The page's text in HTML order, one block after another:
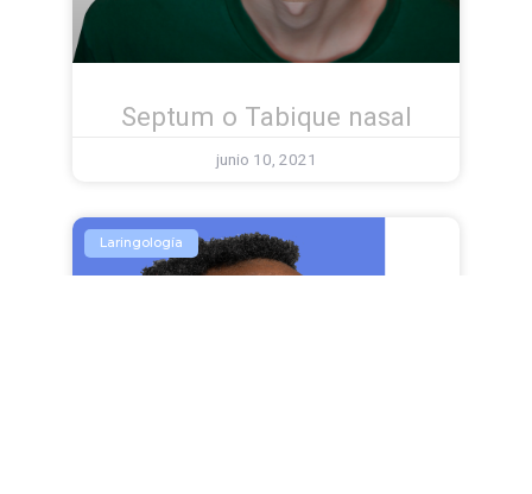
Septum o Tabique nasal
junio 10, 2021
Laringología